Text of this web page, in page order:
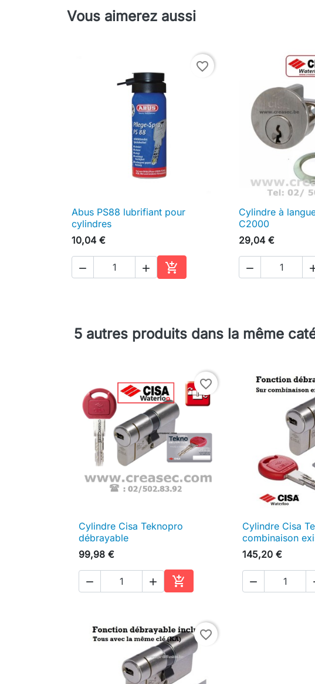
Vous aimerez aussi
favorite_border
 Aperçu rapide
Abus PS88 lubrifiant pour
cylindres
10,04 €
  
Ajouter au panier

Cylindre à
C2000
29,04 €

5 autres produits dans la même
favorite_border
 Aperçu rapide
Cylindre Cisa Teknopro
débrayable
99,98 €
  
Ajouter au panier

Cylindre Cisa
combinaison
145,20 €

favorite_border